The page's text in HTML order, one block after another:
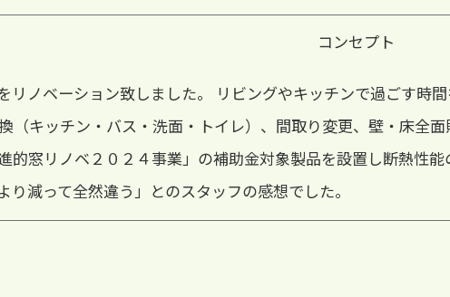
コンセプト
リノベーション致しました。 リビングやキッチンで過ごす時
（キッチン・バス・洗面・トイレ）、間取り変更、壁・床全
的窓リノベ２０２４事業」の補助金対象製品を設置し断熱性
り減って全然違う」とのスタッフの感想でした。